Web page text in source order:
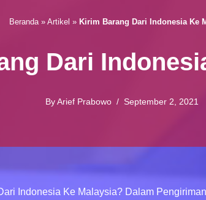
Beranda » Artikel » Kirim Barang Dari Indonesia Ke
Dari
ByArief Prabowo September 2, 2021
Indonesia Ke Malaysia? Dalam